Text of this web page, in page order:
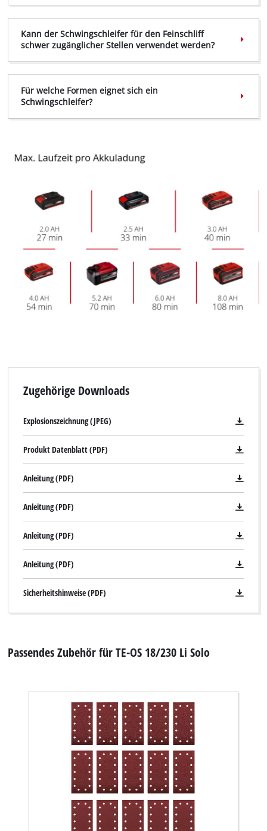
Wir benötigen deine Zustimmung, um
Google Maps laden zu können!
This content is not permitted to load due
the site with their CMP to add this content
Powered by Usercentrics Consent
Management Platform
Kann der Schwingschleifer für den Feinschliff
schwer zugänglicher Stellen verwendet werden?
Für welche Formen eignet sich ein
Schwingschleifer?
Zugehörige Downloads
Explosionszeichnung (JPEG)
Produkt Datenblatt (PDF)
Anleitung (PDF)
Anleitung (PDF)
Anleitung (PDF)
Anleitung (PDF)
Sicherheitshinweise (PDF)
Passendes Zubehör für TE-OS 18/230 Li Solo